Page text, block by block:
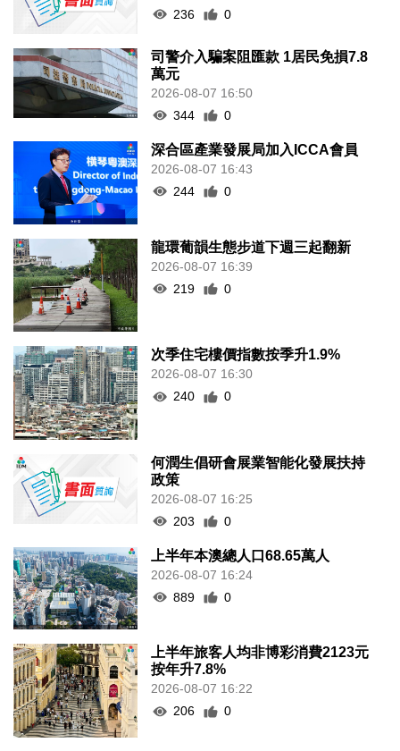
236
0
司警介入騙案阻匯款 1居民免損7.8
萬元
2026-08-07 16:50
344
0
深合區產業發展局加入ICCA會員
2026-08-07 16:43
244
0
龍環葡韻生態步道下週三起翻新
2026-08-07 16:39
219
0
次季住宅樓價指數按季升1.9%
2026-08-07 16:30
240
0
何潤生倡研會展業智能化發展扶持
政策
2026-08-07 16:25
203
0
上半年本澳總人口68.65萬人
2026-08-07 16:24
889
0
上半年旅客人均非博彩消費2123元
按年升7.8%
2026-08-07 16:22
206
0